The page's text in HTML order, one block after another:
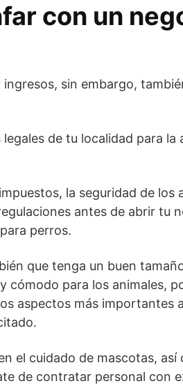
con un
sin embargo,
de tu localidad para la
la seguridad de los
antes de abrir tu
perros.
que tenga un buen
para los animales,
aspectos más importantes
el cuidado de mascotas, así
de contratar personal con